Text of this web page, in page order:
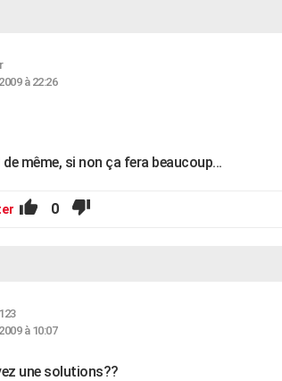
à 22:26
même, si non ça fera beaucoup...
0
à 10:07
une solutions??